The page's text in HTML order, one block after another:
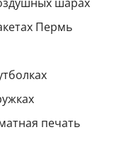
Пермь
печать